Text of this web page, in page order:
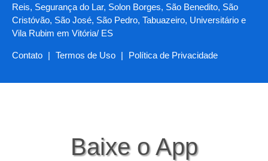
Reis, Segurança do Lar, Solon Borges, São Benedito, São
Cristóvão, São José, São Pedro, Tabuazeiro, Universitário e
Vila Rubim em Vitória/ ES
Contato | Termos de Uso | Política de Privacidade
Baixe o App